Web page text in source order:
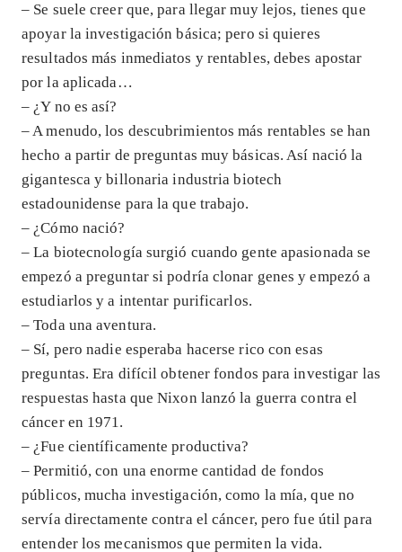
– Se suele creer que, para llegar muy lejos, tienes que
apoyar la investigación básica; pero si quieres
resultados más inmediatos y rentables, debes apostar
por la aplicada…
– ¿Y no es así?
– A menudo, los descubrimientos más rentables se han
hecho a partir de preguntas muy básicas. Así nació la
gigantesca y billonaria industria biotech
estadounidense para la que trabajo.
– ¿Cómo nació?
– La biotecnología surgió cuando gente apasionada se
empezó a preguntar si podría clonar genes y empezó a
estudiarlos y a intentar purificarlos.
– Toda una aventura.
– Sí, pero nadie esperaba hacerse rico con esas
preguntas. Era difícil obtener fondos para investigar las
respuestas hasta que Nixon lanzó la guerra contra el
cáncer en 1971.
– ¿Fue científicamente productiva?
– Permitió, con una enorme cantidad de fondos
públicos, mucha investigación, como la mía, que no
servía directamente contra el cáncer, pero fue útil para
entender los mecanismos que permiten la vida.